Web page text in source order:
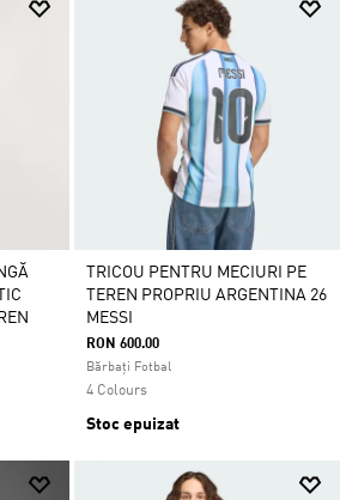
TRICOU PENTRU MECIURI PE
TEREN PROPRIU ARGENTINA 26
MESSI
RON 600.00
Bărbați Fotbal
4 Colours
Stoc epuizat